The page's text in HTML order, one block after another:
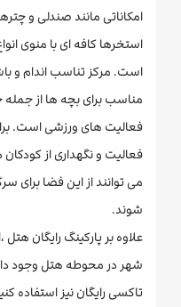
امکاناتی مانند صندلی و
استخرها کافه ای با منوی
است. مرکز تناسب اندام و
مناسب برای بچه ها از جمله
فعالیت های ورزشی است.
فعالیت و نگهداری از
می توانند از این فضا برای
شوند.
علاوه بر پارکینگ رایگان
شهر در محوطه هتل وجود
تاکسی رایگان نیز استفاده